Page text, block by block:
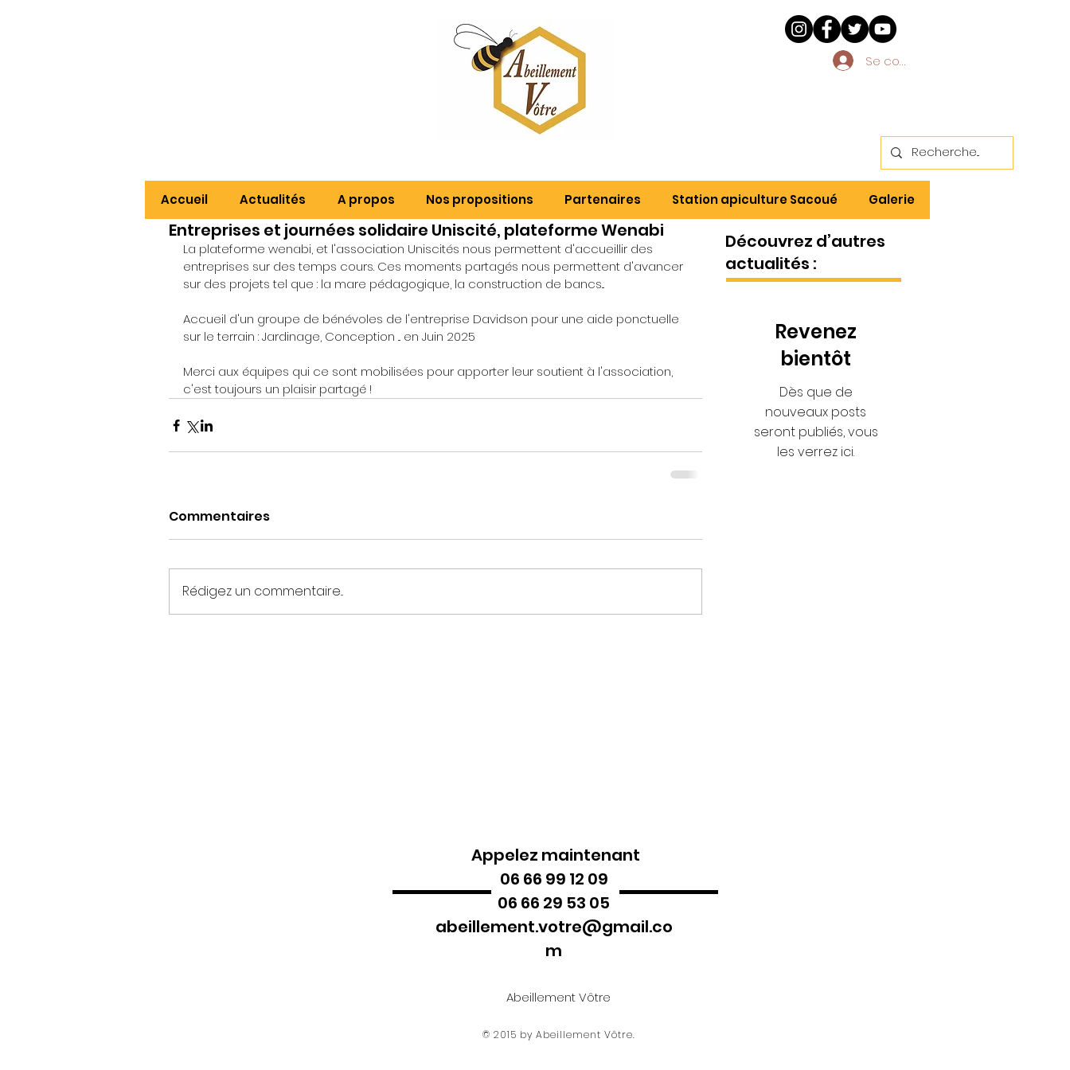
Se connecter
Entreprises et journées solidaire Uniscité, plateforme Wenabi
La plateforme wenabi, et l'association Uniscités nous permettent d'accueillir des
entreprises sur des temps cours. Ces moments partagés nous permettent d'avancer
sur des projets tel que : la mare pédagogique, la construction de bancs...
Accueil d'un groupe de bénévoles de l'entreprise Davidson pour une aide ponctuelle
sur le terrain : Jardinage, Conception ... en Juin 2025
Merci aux équipes qui ce sont mobilisées pour apporter leur soutient à l'association,
c'est toujours un plaisir partagé !
Commentaires
Rédigez un commentaire...
Découvrez d’autres
actualités :
Revenez
bientôt
Dès que de
nouveaux posts
seront publiés, vous
les verrez ici.
Accueil Actualités A propos Nos propositions Partenaires Station apiculture Sacoué Galerie
Appelez maintenant
06 66 99 12 09
06 66 29 53 05
abeillement.votre@gmail.co
m
Abeillement Vôtre
© 2015 by Abeillement Vôtre.